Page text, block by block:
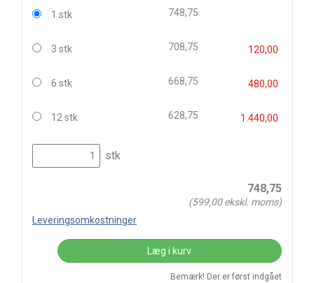
1 stk 748,75
3 stk 708,75 120,00
6 stk 668,75 480,00
12 stk 628,75 1.440,00
stk
748,75
(599,00ekskl. moms)
Leveringsomkostninger
Læg i kurv
Bemærk! Der er først indgået